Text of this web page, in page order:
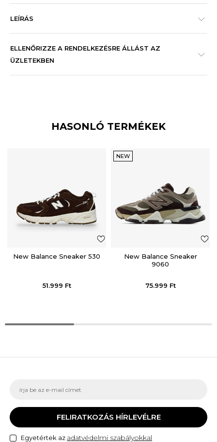
LEÍRÁS
ELLENŐRIZZE A RENDELKEZÉSRE ÁLLÁST AZ
ÜZLETEKBEN
HASONLÓ TERMÉKEK
New Balance Sneaker 530
51.999 Ft
NEW
New Balance Sneaker
9060
75.999 Ft
FELIRATKOZÁS HÍRLEVÉLRE
Egyetértek az adatvédelmi szabályokkal